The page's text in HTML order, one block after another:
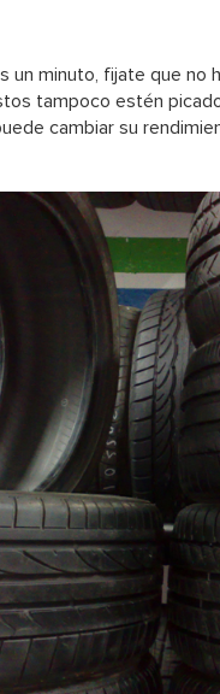
un minuto, fijate que no
tampoco estén
cambiar su